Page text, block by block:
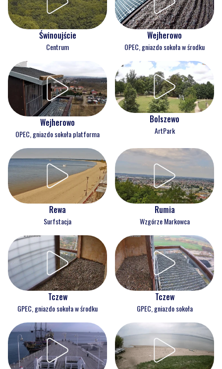
Świnoujście
Centrum
Wejherowo
OPEC, gniazdo sokoła w środku
Wejherowo
OPEC, gniazdo sokoła platforma
Bolszewo
ArtPark
Rewa
Surfstacja
Rumia
Wzgórze Markowca
Tczew
GPEC, gniazdo sokoła w środku
Tczew
GPEC, gniazdo sokoła